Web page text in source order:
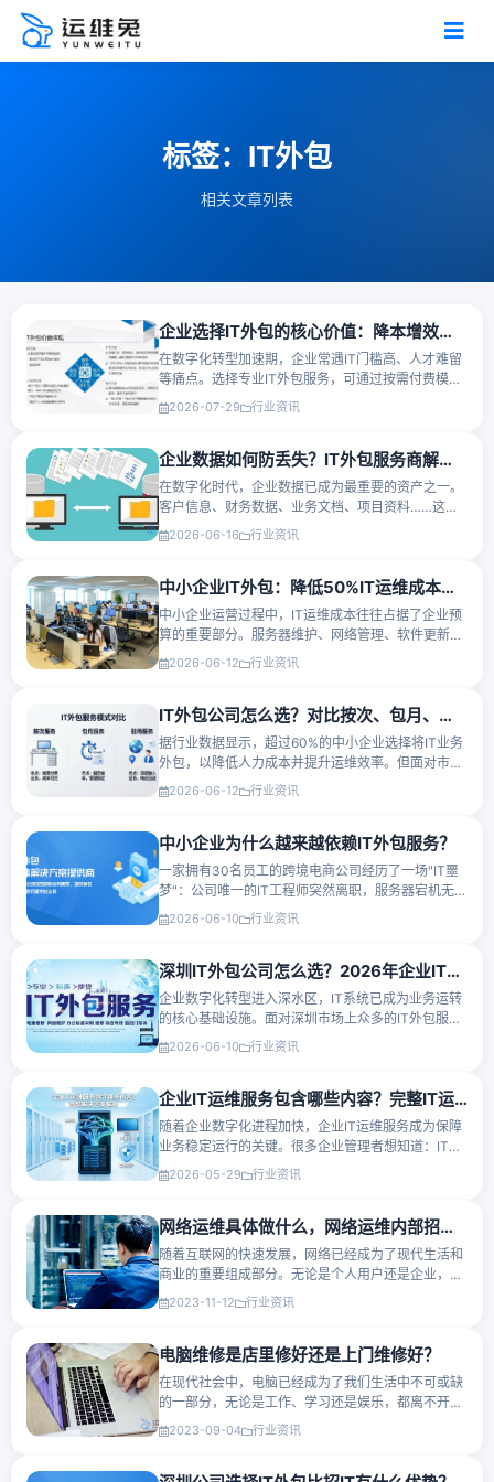
标签：IT外包
相关文章列表
企业选择IT外包的核心价值：降本增效与数字化转型
在数字化转型加速期，企业常遇IT门槛高、人才难留
等痛点。选择专业IT外包服务，可通过按需付费模式
显著压降固定成本，依托外部专家团队提升系统运维
效率与安全防护能力。让内部资源聚焦核心业务，真
2026-07-29 行业资讯
企业数据如何防丢失？IT外包服务商解决企业数据备份问题
在数字化时代，企业数据已成为最重要的资产之一。
客户信息、财务数据、业务文档、项目资料……这些
数据的丢失可能给企业带来不可估量的损失。据权威
机构统计，超过60%的小型企业在经历严重数据丢失
2026-06-16 行业资讯
中小企业IT外包：降低50%IT运维成本的实战方案
中小企业运营过程中，IT运维成本往往占据了企业预
算的重要部分。服务器维护、网络管理、软件更新、
数据备份……每一项都可能成为企业的隐性开支。面
对日益复杂的IT环境，越来越多的中小企业选择IT外
2026-06-12 行业资讯
IT外包公司怎么选？对比按次、包月、驻场服务的优缺点
据行业数据显示，超过60%的中小企业选择将IT业务
外包，以降低人力成本并提升运维效率。但面对市场
上琳琅满目的IT外包服务商，IT外包公司怎么选成为
企业决策者的首要难题。本文将从服务模式切入，深
2026-06-12 行业资讯
中小企业为什么越来越依赖IT外包服务？
一家拥有30名员工的跨境电商公司经历了一场"IT噩
梦"：公司唯一的IT工程师突然离职，服务器宕机无人
处理，导致整整两天无法接单，直接损失超过8万
元。这不是个案。据调研，超过67%的中小企业在过
2026-06-10 行业资讯
深圳IT外包公司怎么选？2026年企业IT外包服务挑选指南
企业数字化转型进入深水区，IT系统已成为业务运转
的核心基础设施。面对深圳市场上众多的IT外包服务
商，企业如何做出正确选择？本文从服务能力、响应
速度、数字化管理水平、收费标准等关键维度，为您
2026-06-10 行业资讯
企业IT运维服务包含哪些内容？完整IT运维服务解决方案解析
随着企业数字化进程加快，企业IT运维服务成为保障
业务稳定运行的关键。很多企业管理者想知道：IT运
维服务到底包含哪些内容？本文将为您详细解析。
一、企业IT运维服务的核心内容1.服务器维护服务服
2026-05-29 行业资讯
网络运维具体做什么，网络运维内部招人好还是外包好？
随着互联网的快速发展，网络已经成为了现代生活和
商业的重要组成部分。无论是个人用户还是企业，都
依赖于稳定、高效的网络连接来实现各种任务和目
标。网络运维，即网络运营和维护，成为了保持网络
2023-11-12 行业资讯
电脑维修是店里修好还是上门维修好？
在现代社会中，电脑已经成为了我们生活中不可或缺
的一部分，无论是工作、学习还是娱乐，都离不开这
个智能设备。然而，正因为电脑在我们生活中的重要
性，一旦出现故障，就会带来很大的困扰。那么，当
2023-09-04 行业资讯